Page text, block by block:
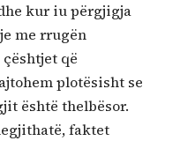
kur iu përgjigja
me rrugën
që
plotësisht se
është thelbësor.
faktet